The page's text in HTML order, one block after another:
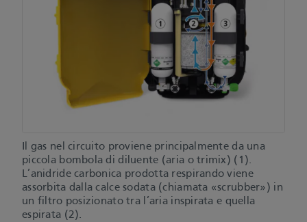
Il gas nel circuito proviene principalmente da una
piccola bombola di diluente (aria o trimix) (1).
L’anidride carbonica prodotta respirando viene
assorbita dalla calce sodata (chiamata «scrubber») in
un filtro posizionato tra l’aria inspirata e quella
espirata (2).